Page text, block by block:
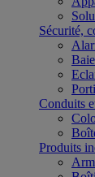
Sécurité,
Conduits
Produits